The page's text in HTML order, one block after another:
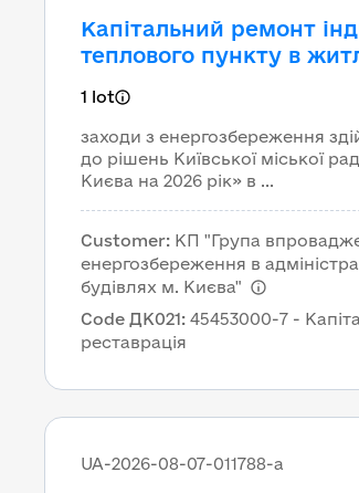
Капітальний ремонт
теплового пункту в
Київ, вул. Депутатська,
021:2015: 45453000-7 –
ремонт і реставрація)
1 lot
заходи з енергозбереження
до рішень Київської міської
Києва на 2026 рік» в ...
Customer: КП "Група
енергозбереження в
будівлях м. Києва"
Code ДК021: 45453000-7 -
реставрація
UA-2026-08-07-011788-a